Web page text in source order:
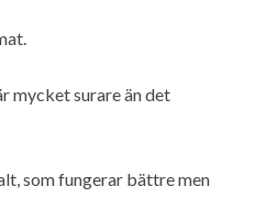
mycket surare än det
som fungerar bättre men